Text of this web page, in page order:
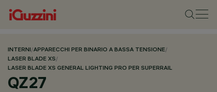
INTERNI/APPARECCHI PER BINARIO A BASSA TENSIONE/
LASER BLADE XS/
LASER BLADE XS GENERAL LIGHTING PRO PER SUPERRAIL
QZ27